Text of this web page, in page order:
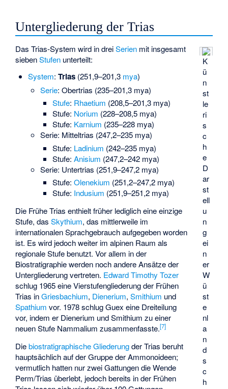
Untergliederung der Trias
K
ü
n
st
le
ri
s
c
h
e
D
ar
st
ell
u
n
g
ei
n
er
W
ü
st
e
nl
a
n
d
s
c
h
Das Trias-System wird in dreiSerien mit insgesamt
siebenStufen unterteilt:
System: Trias(251,9–201,3 mya)
Serie: Obertrias (235–201,3 mya)
Stufe: Rhaetium (208,5–201,3 mya)
Stufe: Norium (228–208,5 mya)
Stufe: Karnium (235–228 mya)
Serie: Mitteltrias (247,2–235 mya)
Stufe: Ladinium (242–235 mya)
Stufe:Anisium (247,2–242 mya)
Serie: Untertrias (251,9–247,2 mya)
Stufe:Olenekium (251,2–247,2 mya)
Stufe: Indusium (251,9–251,2 mya)
Die Frühe Trias enthielt früher lediglich eine einzige
Stufe, dasSkythium, das mittlerweile im
internationalen Sprachgebrauch aufgegeben worden
ist. Es wird jedoch weiter im alpinen Raum als
regionale Stufe benutzt. Vor allem in der
Biostratigraphie werden noch andere Ansätze der
Untergliederung vertreten. Edward Timothy Tozer
schlug 1965 eine Vierstufengliederung der Frühen
Trias inGriesbachium, Dienerium,Smithium und
Spathium vor. 1978 schlug Guex eine Dreiteilung
vor, indem er Dienerium und Smithium zu einer
neuen Stufe Nammalium zusammenfasste.[7]
Diebiostratigraphische Gliederungder Trias beruht
hauptsächlich auf der Gruppe derAmmonoideen;
vermutlich hatten nur zwei Gattungen die Wende
Perm/Trias überlebt, jedoch bereits in der Frühen